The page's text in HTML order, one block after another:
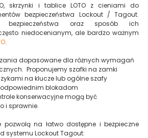
skrzynki i tablice LOTO z cieniami do
bezpieczeństwa Lockout / Tagout.
bezpieczeństwa oraz sposób ich
niedocenianym, ale bardzo ważnym
.
dopasowane dla różnych wymagań
Proponujemyszafki na zamki
na klucze lub ogólne szafy
odpowiednim blokadom
konserwacyjne mogą być
i sprawnie.
pozwolą na łatwo dostępne i bezpieczne
systemu Lockout Tagout: